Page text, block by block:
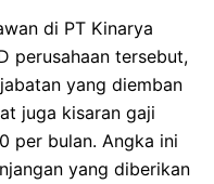
di PT Kinarya
perusahaan tersebut,
yang diemban
juga kisaran gaji
per bulan. Angka ini
yang diberikan